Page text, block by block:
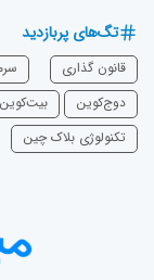
تگ‌های پربازدید
قانون گذاری
دوج‌کوین
بیت‌کوین
تکنولوژی بلاک چین